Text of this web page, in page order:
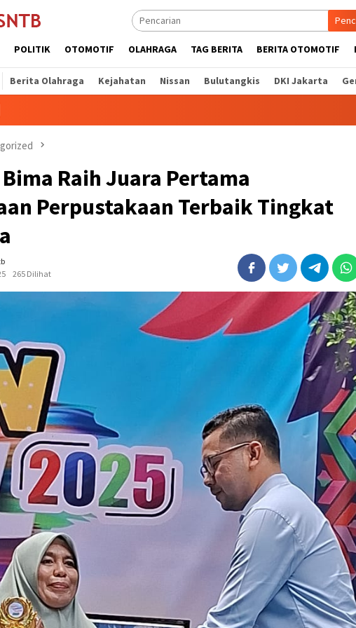
POLITIK OTOMOTIF OLAHRAGA TAG BERITA BERITA OTOMOTIF
Berita Olahraga Kejahatan Nissan Bulutangkis DKI Jakarta
Raih Juara Pertama
Perpustakaan Terbaik Tingkat
265 Dilihat